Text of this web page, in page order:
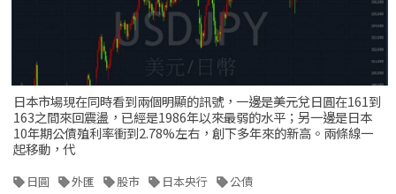
日本市場現在同時看到兩個明顯的訊號，一邊是美元兌日圓在161到
163之間來回震盪，已經是1986年以來最弱的水平；另一邊是日本
10年期公債殖利率衝到2.78%左右，創下多年來的新高。兩條線一
起移動，代
日圓 外匯 股市 日本央行 公債